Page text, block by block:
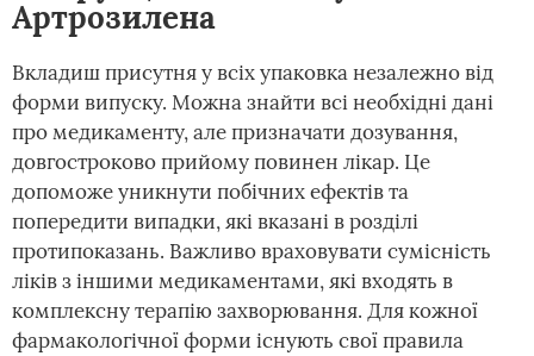
Артрозилена
Вкладиш присутня у всіх упаковка незалежно від
форми випуску. Можна знайти всі необхідні дані
про медикаменту, але призначати дозування,
довгостроково прийому повинен лікар. Це
допоможе уникнути побічних ефектів та
попередити випадки, які вказані в розділі
протипоказань. Важливо враховувати сумісність
ліків з іншими медикаментами, які входять в
комплексну терапію захворювання. Для кожної
фармакологічної форми існують свої правила